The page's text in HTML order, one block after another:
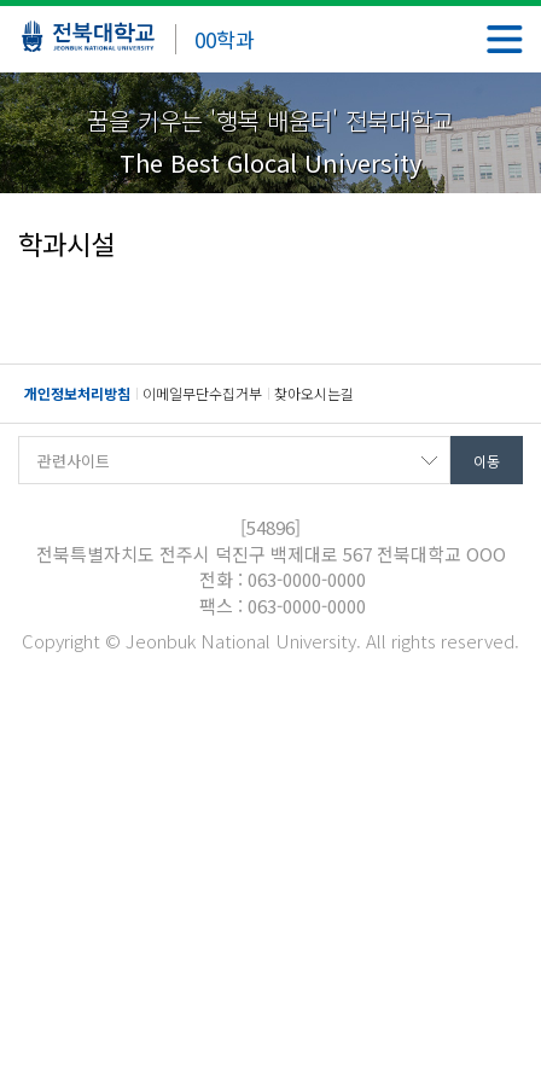
00학과
꿈을 키우는 '행복 배움터' 전북대학교
The Best Glocal University
학과시설
개인정보처리방침 이메일무단수집거부 찾아오시는길
[54896]
전북특별자치도 전주시 덕진구 백제대로 567 전북대학교 OOO
전화 : 063-0000-0000
팩스 : 063-0000-0000
Copyright © Jeonbuk National University. All rights reserved.